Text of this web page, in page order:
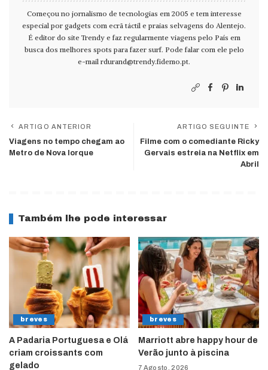
Começou no jornalismo de tecnologias em 2005 e tem interesse
especial por gadgets com ecrã táctil e praias selvagens do Alentejo.
É editor do site Trendy e faz regularmente viagens pelo País em
busca dos melhores spots para fazer surf. Pode falar com ele pelo
e-mail rdurand@trendy.fidemo.pt.
ARTIGO ANTERIOR
Viagens no tempo chegam ao
Metro de Nova Iorque
ARTIGO SEGUINTE
Filme com o comediante Ricky
Gervais estreia na Netflix em
Abril
Também lhe pode interessar
breves
A Padaria Portuguesa e Olá
criam croissants com
gelado
breves
Marriott abre happy hour de
Verão junto à piscina
7 Agosto, 2026